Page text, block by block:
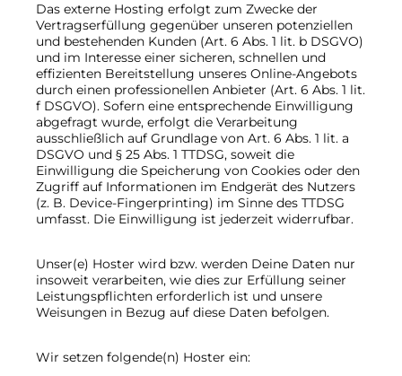
Das externe Hosting erfolgt zum Zwecke der
Vertragserfüllung gegenüber unseren potenziellen
und bestehenden Kunden (Art. 6 Abs. 1 lit. b DSGVO)
und im Interesse einer sicheren, schnellen und
effizienten Bereitstellung unseres Online-Angebots
durch einen professionellen Anbieter (Art. 6 Abs. 1 lit.
f DSGVO). Sofern eine entsprechende Einwilligung
abgefragt wurde, erfolgt die Verarbeitung
ausschließlich auf Grundlage von Art. 6 Abs. 1 lit. a
DSGVO und § 25 Abs. 1 TTDSG, soweit die
Einwilligung die Speicherung von Cookies oder den
Zugriff auf Informationen im Endgerät des Nutzers
(z. B. Device-Fingerprinting) im Sinne des TTDSG
umfasst. Die Einwilligung ist jederzeit widerrufbar.
Unser(e) Hoster wird bzw. werden Deine Daten nur
insoweit verarbeiten, wie dies zur Erfüllung seiner
Leistungspflichten erforderlich ist und unsere
Weisungen in Bezug auf diese Daten befolgen.
Wir setzen folgende(n) Hoster ein: